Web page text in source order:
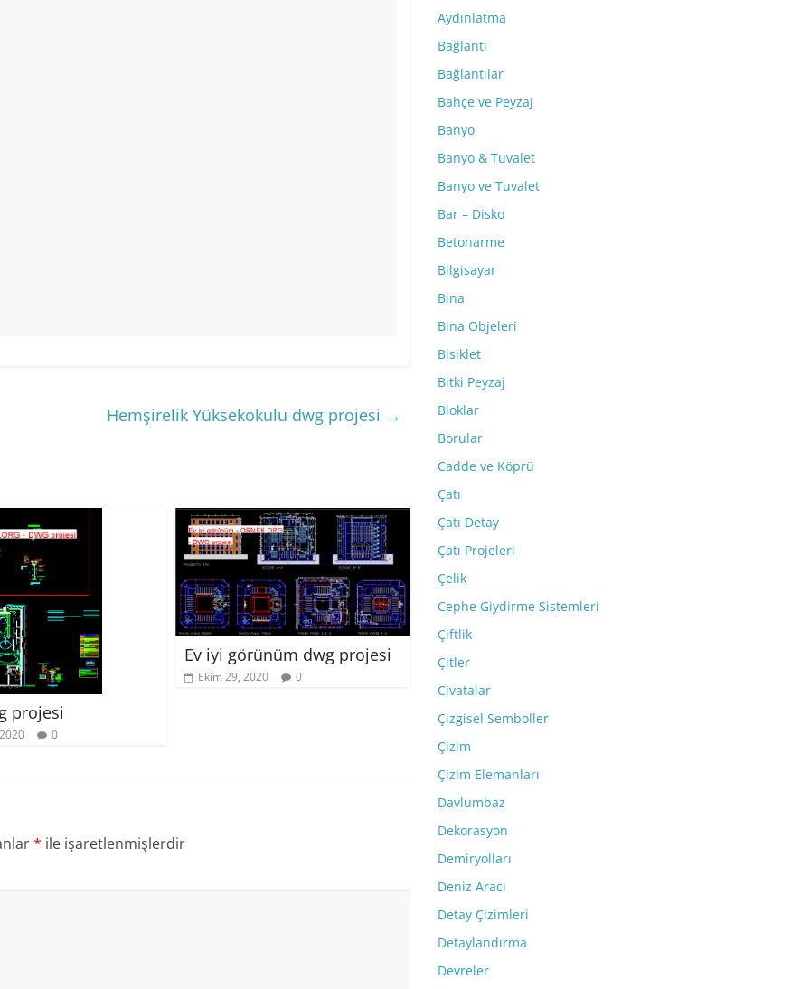
Hemşirelik Yüksekokulu dwg projesi →
projesi
0
Ev iyi görünüm dwg projesi
Ekim 29, 2020 0
* ile işaretlenmişlerdir
Aydınlatma
Bağlantı
Bağlantılar
Bahçe ve Peyzaj
Banyo
Banyo & Tuvalet
Banyo ve Tuvalet
Bar – Disko
Betonarme
Bilgisayar
Bina
Bina Objeleri
Bisiklet
Bitki Peyzaj
Bloklar
Borular
Cadde ve Köprü
Çatı
Çatı Detay
Çatı Projeleri
Çelik
Cephe Giydirme Sistemleri
Çiftlik
Çitler
Civatalar
Çizgisel Semboller
Çizim
Çizim Elemanları
Davlumbaz
Dekorasyon
Demiryolları
Deniz Aracı
Detay Çizimleri
Detaylandırma
Devreler